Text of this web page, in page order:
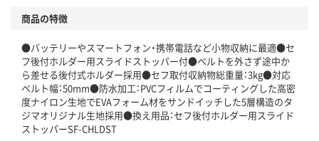
商品の特徴
●バッテリーやスマートフォン・携帯電話など小物収納に最適●セ
フ後付ホルダー用スライドストッパー付●ベルトを外さず途中か
ら差せる後付式ホルダー採用●セフ取付収納物総重量：3kg●対応
ベルト幅：50mm●防水加工：PVCフィルムでコーティングした高密
度ナイロン生地でEVAフォーム材をサンドイッチした5層構造のタ
ジマオリジナル生地採用●換え用品：セフ後付ホルダー用スライド
ストッパーSF-CHLDST